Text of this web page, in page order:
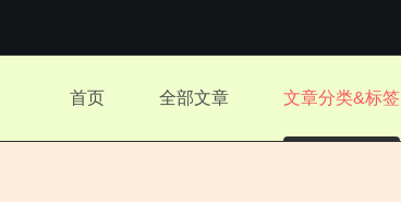
首页 全部文章 文章分类&标签